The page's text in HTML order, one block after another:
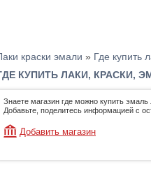
краски эмали » Где купить
КУПИТЬ ЛАКИ, КРАСКИ,
Знаете магазин где можно купить эмаль
Добавьте, поделитесь информацией с
Добавить магазин